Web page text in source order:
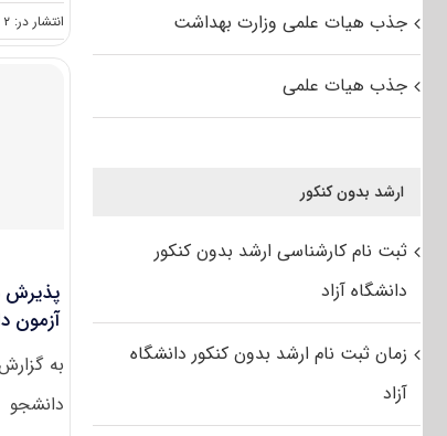
انتشار در: ۲ اردیبهشت, ۱۳۹۲
پذیرش
آزمون
به
جذب هیات علمی وزارت بهداشت
جذب هیات علمی
ارشد بدون کنکور
ثبت نام کارشناسی ارشد بدون کنکور
دانشگاه آزاد
زمان ثبت نام ارشد بدون کنکور دانشگاه
آزاد